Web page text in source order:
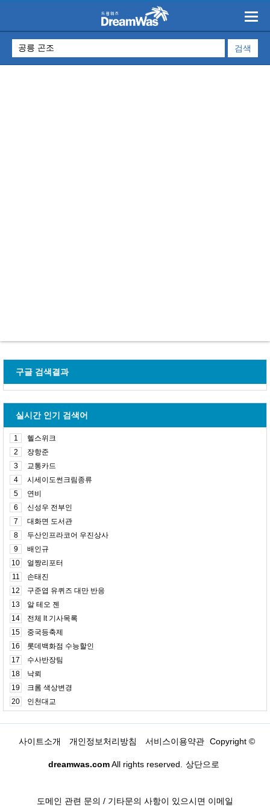
구글 검색결과
실시간 인기 검색어
1
헬스위크
2
장항준
3
교통카드
4
시세이도썬크림종류
5
연비
6
신성우 전부인
7
대화면 도서관
8
두산인프라코어 우진상사
9
배인규
10
얼짱리포터
11
손태진
12
구준엽 유퀴즈 대만 반응
13
알 테오 젠
14
전체 lt 기사목록
15
중국등축제
16
롯데백화점 수능할인
17
수사반장팀
18
낙뢰
19
크롬 색상변경
20
인천대교
사이트소개 개인정보처리방침 서비스이용약관 Copyright ©
dreamwas.comAll rights reserved. 상단으로
도메인 관련 문의 / 기타문의 사항이 있으시면 이메일